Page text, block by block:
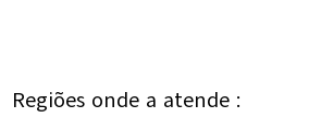
Regiões onde a atende :